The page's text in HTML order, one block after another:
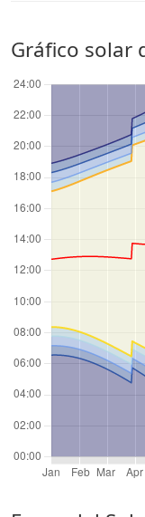
Gráfico solar